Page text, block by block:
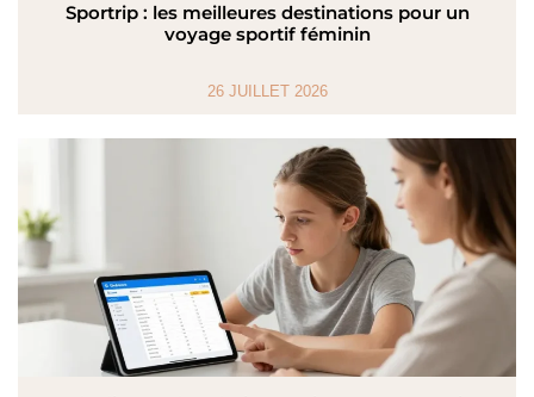
Sportrip : les meilleures destinations pour un
voyage sportif féminin
26 JUILLET 2026